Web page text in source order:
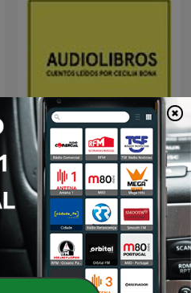
Audiolibros Por qué leer